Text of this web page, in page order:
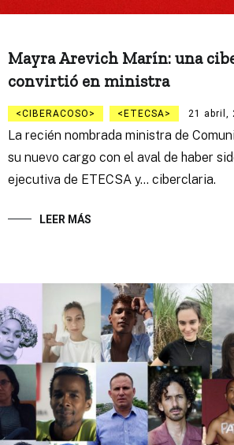
Mayra Arevich Marín: una
convirtió en ministra
CIBERACOSO ETECSA 21 abril,
La recién nombrada ministra de
su nuevo cargo con el aval de haber
ejecutiva de ETECSA y… ciberclaria.
LEER MÁS